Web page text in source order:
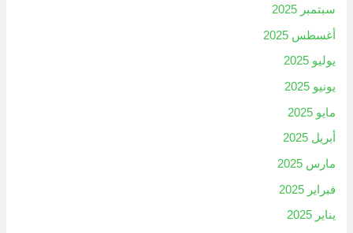
سبتمبر 2025
أغسطس 2025
يوليو 2025
يونيو 2025
مايو 2025
أبريل 2025
مارس 2025
فبراير 2025
يناير 2025